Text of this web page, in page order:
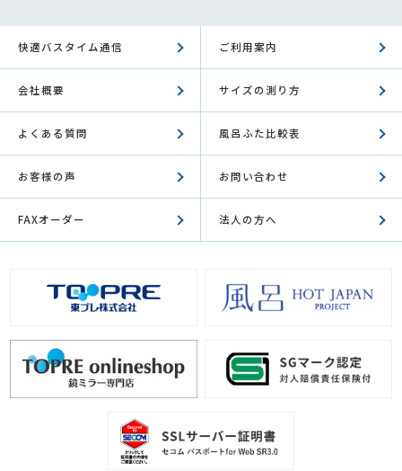
快適バスタイム通信 ご利用案内
会社概要 サイズの測り方
よくある質問 風呂ふた比較表
お客様の声 お問い合わせ
FAXオーダー 法人の方へ